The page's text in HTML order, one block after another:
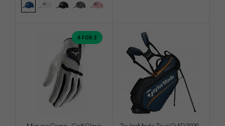
4 FOR 3